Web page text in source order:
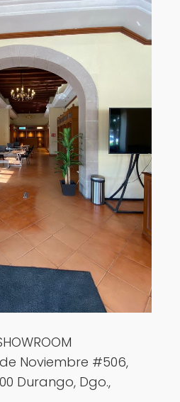
Noviembre #506,
Durango, Dgo.,